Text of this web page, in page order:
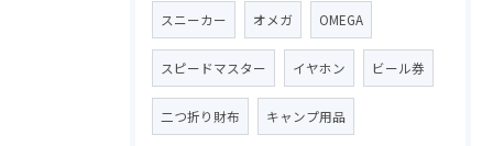
スニーカー オメガ OMEGA
スピードマスター イヤホン ビール券
二つ折り財布 キャンプ用品